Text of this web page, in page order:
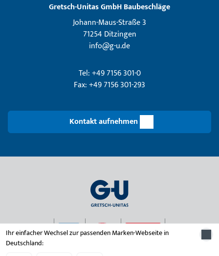
Ihr einfacher Wechsel zur passenden Marken-Webseite in
Deutschland:
Gretsch­-Unitas GmbH Baubeschläge
Johann-Maus-Straße 3
71254 Ditzingen
info@g-u.de
Tel: +49 7156 301-0
Fax: +49 7156 301-293
Kontakt aufnehmen